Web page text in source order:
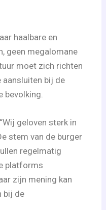
haalbare en
geen megalomane
moet zich richten
aansluiten bij de
bevolking.
geloven sterk in
stem van de burger
regelmatig
platforms
zijn mening kan
bij de